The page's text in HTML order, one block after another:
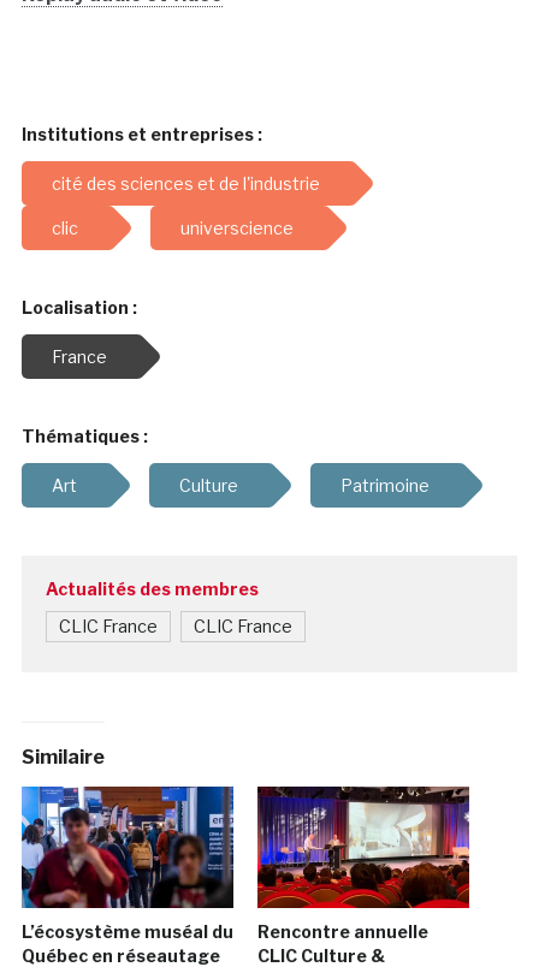
Institutions et entreprises :
cité des sciences et de l'industrie
clic universcience
Localisation :
France
Thématiques :
Art Culture Patrimoine
Actualités des membres
CLIC France CLIC France
Similaire
L’écosystème muséal du
Québec en réseautage
Rencontre annuelle
CLIC Culture &